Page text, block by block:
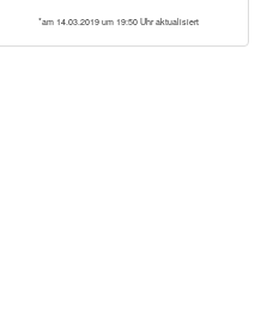
*am 14.03.2019 um 19:50 Uhr aktualisiert